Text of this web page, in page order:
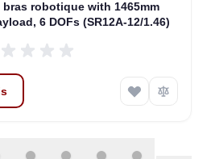
bras robotique with 1465mm
6 DOFs (SR12A-12/1.46)